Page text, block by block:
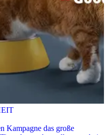
Kampagne das große